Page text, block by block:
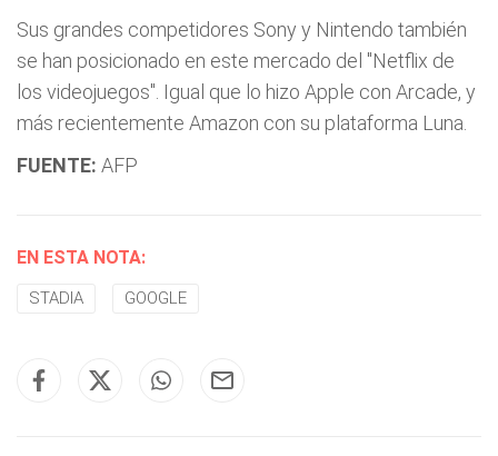
Sus grandes competidores Sony y Nintendo también
se han posicionado en este mercado del "Netflix de
los videojuegos". Igual que lo hizo Apple con Arcade, y
más recientemente Amazon con su plataforma Luna.
FUENTE: AFP
EN ESTA NOTA:
STADIA GOOGLE